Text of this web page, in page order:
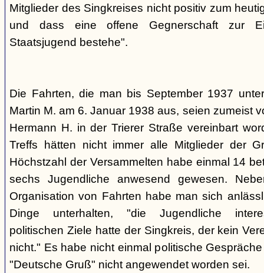
Mitglieder des Singkreises nicht positiv zum
und dass eine offene Gegnerschaft zur
Staatsjugend bestehe".
Die Fahrten, die man bis September 1937
Martin M. am 6. Januar 1938 aus, seien zumeist
Hermann H. in der Trierer Straße vereinbart
Treffs hätten nicht immer alle Mitglieder der
Höchstzahl der Versammelten habe einmal 14
sechs Jugendliche anwesend gewesen.
Organisation von Fahrten habe man sich
Dinge unterhalten, "die Jugendliche
politischen Ziele hatte der Singkreis, der kein
nicht." Es habe nicht einmal politische
"Deutsche Gruß" nicht angewendet worden sei.